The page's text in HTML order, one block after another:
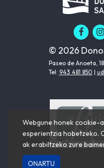
© 2026
Paseo de Anoeta,
Tel: 943 481 850 |
Webgune honek cookie-
esperientzia hobetzeko.
ak erabiltzeko zure
ONARTU